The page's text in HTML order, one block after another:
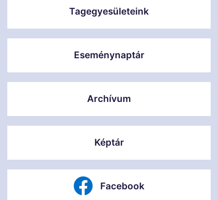
Tagegyesületeink
Eseménynaptár
Archívum
Képtár
Facebook